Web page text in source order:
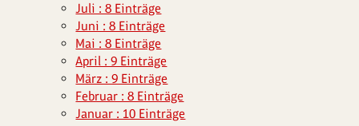
Juli : 8 Einträge
Juni : 8 Einträge
Mai : 8 Einträge
April : 9 Einträge
März : 9 Einträge
Februar : 8 Einträge
Januar : 10 Einträge